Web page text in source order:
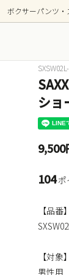
ボクサーパンツ・
ショ
104ポ
【品番】
【対象】
男性用